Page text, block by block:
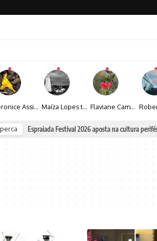
Veronice Assini Saes transforma a natureza em fotografias marcadas pela sensibilidade Maíza Lopes transforma cultura popular baiana em narrativas fotográficas Flaviane Campos transforma natureza, espiritualidade e sensibilidade em narrativas fotográficas
Espraiada Festival 2026 aposta na cultura